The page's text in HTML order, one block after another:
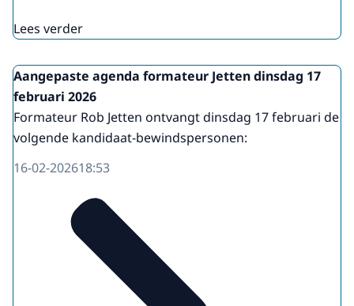
Lees verder
Aangepaste agenda formateur Jetten dinsdag 17
februari 2026
Formateur Rob Jetten ontvangt dinsdag 17 februari de
volgende kandidaat-bewindspersonen:
16-02-202618:53